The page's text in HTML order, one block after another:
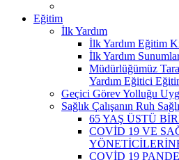
Eğitim
İlk Yardım
İlk Yardım Eğitim
İlk Yardım
Müdürlüğümüz
Yardım Eğitici
Geçici Görev Yolluğu
Sağlık Çalışanın Ruh
65 YAŞ ÜSTÜ
COVİD 19 VE
COVİD 19